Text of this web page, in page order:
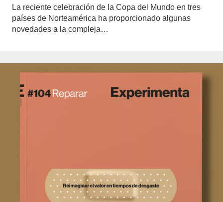
La reciente celebración de la Copa del Mundo en tres
países de Norteamérica ha proporcionado algunas
novedades a la compleja…